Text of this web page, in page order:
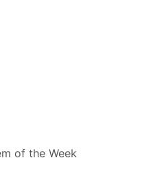
of the Week